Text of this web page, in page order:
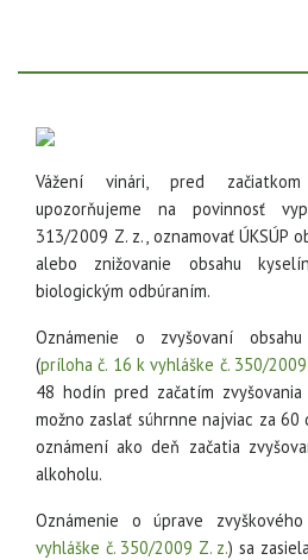
Vážení vinári, pred
upozorňujeme na povinnosť
313/2009 Z. z., oznamovať ÚKSÚP
alebo znižovanie obsahu
biologickým odbúraním.
Oznámenie o zvyšovaní
(príloha č. 16 k vyhláške č. 350/
48 hodín pred začatím zvyšovania
možno zaslať súhrnne najviac za
oznámení ako deň začatia
alkoholu.
Oznámenie o úprave
vyhláške č. 350/2009 Z. z.) sa